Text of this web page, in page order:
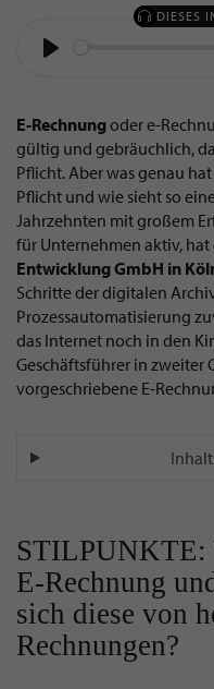
DIESES
E-Rechnungoder e-
gültig und gebräuchlich,
Pflicht. Aber was genau
Pflicht und wie sieht so
Jahrzehnten mit großem
für Unternehmen aktiv, hat
Entwicklung GmbH in
Schritte der digitalen
Prozessautomatisierung
das Internet noch in den
Geschäftsführer in zweiter
vorgeschriebene E-
STILPUNKTE:
E-Rechnung
sich diese von
Rechnungen?